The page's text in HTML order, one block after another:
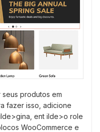
produtos em
fazer isso, adicione
ent ilde>o role
WooCommerce e